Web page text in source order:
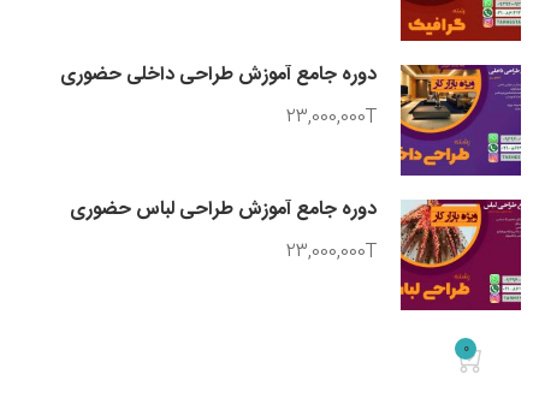
دوره جامع آموزش طراحی داخلی حضوری
23,000,000T
دوره جامع آموزش طراحی لباس حضوری
23,000,000T
0